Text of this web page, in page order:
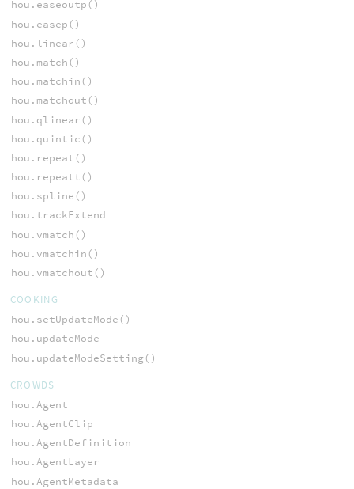
hou.easeoutp()
hou.easep()
hou.linear()
hou.match()
hou.matchin()
hou.matchout()
hou.qlinear()
hou.quintic()
hou.repeat()
hou.repeatt()
hou.spline()
hou.trackExtend
hou.vmatch()
hou.vmatchin()
hou.vmatchout()
COOKING
hou.setUpdateMode()
hou.updateMode
hou.updateModeSetting()
CROWDS
hou.Agent
hou.AgentClip
hou.AgentDefinition
hou.AgentLayer
hou.AgentMetadata